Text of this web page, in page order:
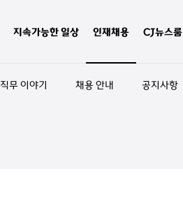
지속가능한 일상 인재채용
직무 이야기 채용 안내 공지사항
CJ뉴스룸